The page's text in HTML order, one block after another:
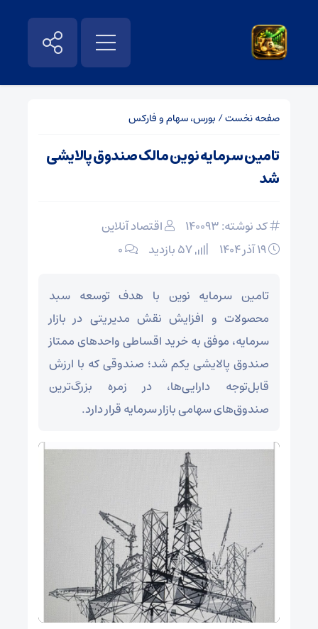
صفحه نخست/ بورس، سهام و فارکس
تامین سرمایه نوین مالک صندوق پالایشی
شد
کد نوشته: 140093
اقتصاد آنلاین
۰
تامین سرمایه نوین با هدف توسعه سبد
محصولات و افزایش نقش مدیریتی در بازار
سرمایه، موفق به خرید اقساطی واحد‌های ممتاز
صندوق پالایشی یکم شد؛ صندوقی که با ارزش
قابل‌توجه دارایی‌ها، در زمره بزرگ‌ترین
صندوق‌های سهامی بازار سرمایه قرار دارد.